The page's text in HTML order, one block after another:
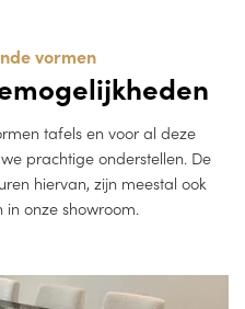
vormen
tafels en voor al deze
prachtige onderstellen. De
hiervan, zijn meestal ook
onze showroom.